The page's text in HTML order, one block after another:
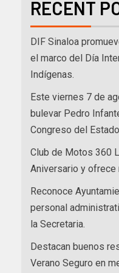
RECENT
DIF Sinaloa
el marco del Día
Indígenas.
Este viernes 7 de
bulevar Pedro
Congreso del Estado
Club de Motos 360
Aniversario y ofrece
Reconoce
personal
la Secretaria.
Destacan buenos
Verano Seguro en